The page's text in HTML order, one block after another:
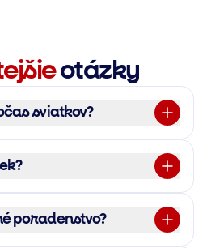
otázky
sviatkov?
poradenstvo?